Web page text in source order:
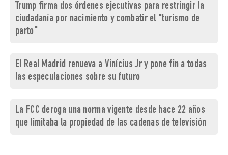
Trump firma dos órdenes ejecutivas para restringir la
ciudadanía por nacimiento y combatir el "turismo de
parto"
El Real Madrid renueva a Vinícius Jr y pone fin a todas
las especulaciones sobre su futuro
La FCC deroga una norma vigente desde hace 22 años
que limitaba la propiedad de las cadenas de televisión